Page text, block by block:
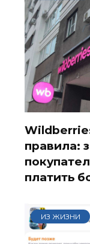
правила:
платить
ИЗ ЖИЗНИ